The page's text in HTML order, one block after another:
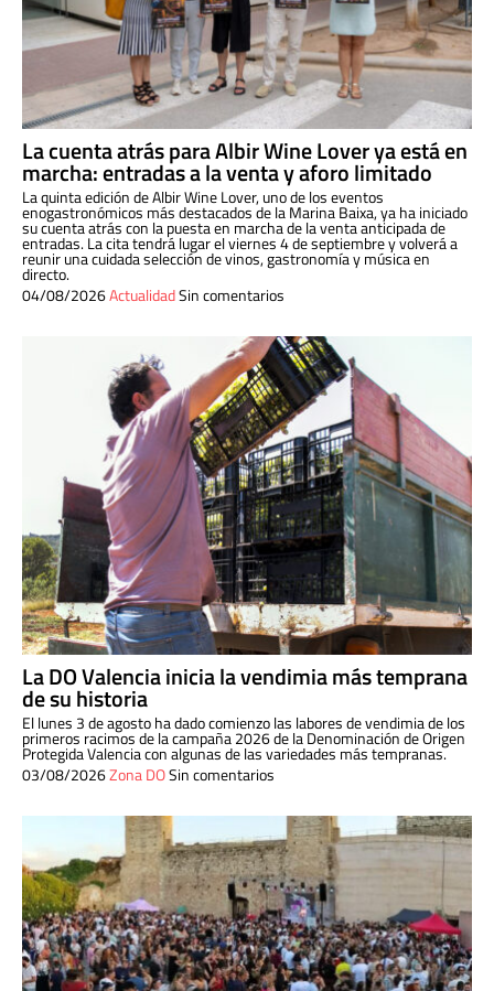
La cuenta atrás para Albir Wine Lover ya está en
marcha: entradas a la venta y aforo limitado
La quinta edición de Albir Wine Lover, uno de los eventos
enogastronómicos más destacados de la Marina Baixa, ya ha iniciado
su cuenta atrás con la puesta en marcha de la venta anticipada de
entradas. La cita tendrá lugar el viernes 4 de septiembre y volverá a
reunir una cuidada selección de vinos, gastronomía y música en
directo.
04/08/2026ActualidadSin comentarios
La DO Valencia inicia la vendimia más temprana
de su historia
El lunes 3 de agosto ha dado comienzo las labores de vendimia de los
primeros racimos de la campaña 2026 de la Denominación de Origen
Protegida Valencia con algunas de las variedades más tempranas.
03/08/2026Zona DOSin comentarios